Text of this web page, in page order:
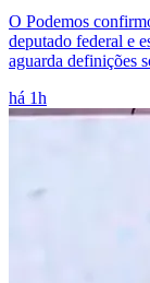
O Podemos
deputado federal e
aguarda definições
há 1h